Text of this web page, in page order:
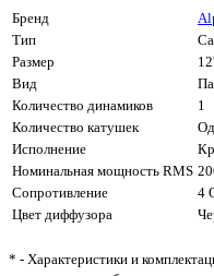
Бренд
Тип
Размер
Вид
Количество динамиков
1
Количество катушек
Исполнение
Номинальная мощность RMS
Сопротивление
4
Цвет диффузора
* - Характеристики и